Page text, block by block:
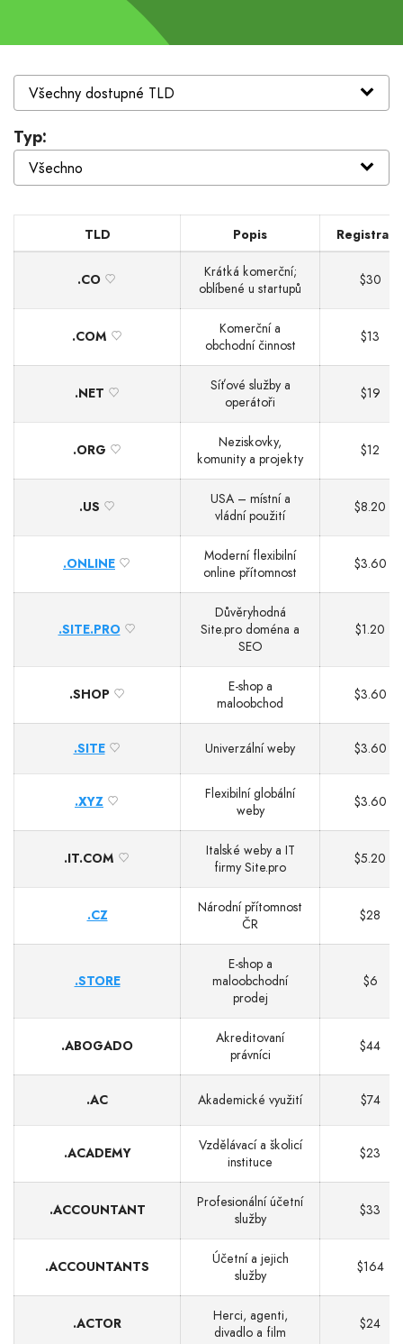
Typ:
TLD Popis Registrace
.CO
Krátká komerční;
oblíbené u startupů
$30
.COM
Komerční a
obchodní činnost
$13
.NET
Síťové služby a
operátoři
$19
.ORG
Neziskovky,
komunity a projekty
$12
.US
USA – místní a
vládní použití
$8.20
.ONLINE
Moderní flexibilní
online přítomnost
$3.60
.SITE.PRO
Důvěryhodná
Site.pro doména a
SEO
$1.20
.SHOP
E‑shop a
maloobchod
$3.60
.SITE Univerzální weby $3.60
.XYZ
Flexibilní globální
weby
$3.60
.IT.COM
Italské weby a IT
firmy Site.pro
$5.20
.CZ
Národní přítomnost
ČR
$28
.STORE
E‑shop a
maloobchodní
prodej
$6
.ABOGADO
Akreditovaní
právníci
$44
.AC Akademické využití $74
.ACADEMY
Vzdělávací a školicí
instituce
$23
.ACCOUNTANT
Profesionální účetní
služby
$33
.ACCOUNTANTS
Účetní a jejich
služby
$164
.ACTOR
Herci, agenti,
divadlo a film
$24